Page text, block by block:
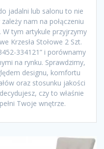
jadalni lub salonu to nie
nam na połączeniu
tym artykule przyjrzymy
Krzesła Stołowe 2 Szt.
334121” i porównamy
na rynku. Sprawdzimy,
designu, komfortu
oraz stosunku jakości
czy to właśnie
Twoje wnętrze.